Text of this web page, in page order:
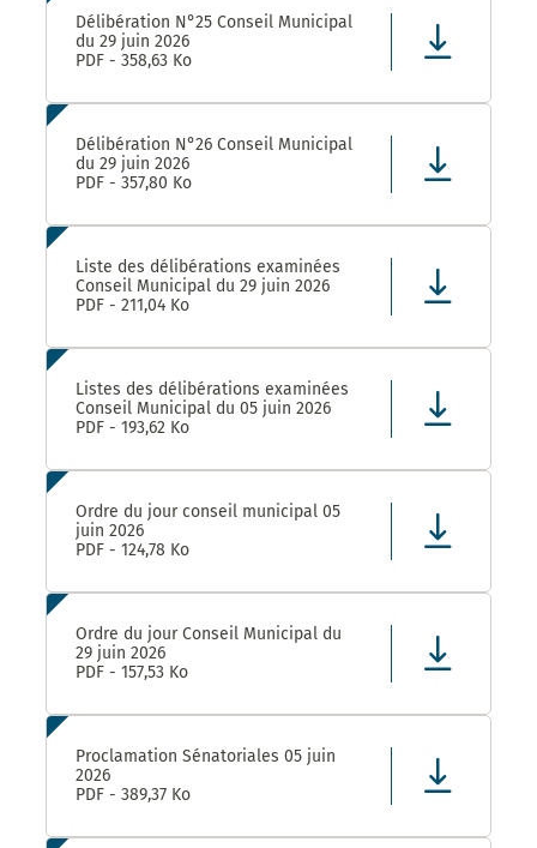
Délibération N°25 Conseil Municipal
du 29 juin 2026
PDF - 358,63 Ko
Délibération N°26 Conseil Municipal
du 29 juin 2026
PDF - 357,80 Ko
Liste des délibérations examinées
Conseil Municipal du 29 juin 2026
PDF - 211,04 Ko
Listes des délibérations examinées
Conseil Municipal du 05 juin 2026
PDF - 193,62 Ko
Ordre du jour conseil municipal 05
juin 2026
PDF - 124,78 Ko
Ordre du jour Conseil Municipal du
29 juin 2026
PDF - 157,53 Ko
Proclamation Sénatoriales 05 juin
2026
PDF - 389,37 Ko